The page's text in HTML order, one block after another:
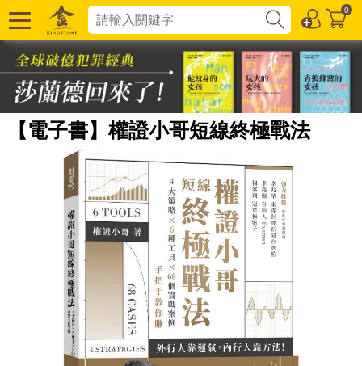
0
【電子書】權證小哥短線終極戰法